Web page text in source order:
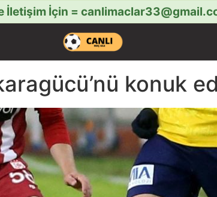
İletişim İçin =
konuk